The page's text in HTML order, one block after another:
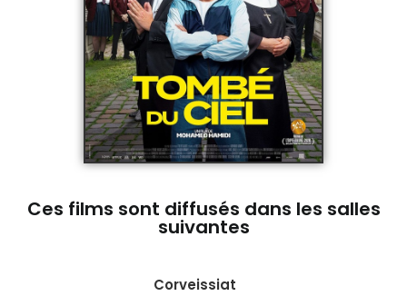
Ces films sont diffusés dans les salles
suivantes
Corveissiat